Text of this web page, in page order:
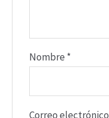
Nombre *
Correo electrónico